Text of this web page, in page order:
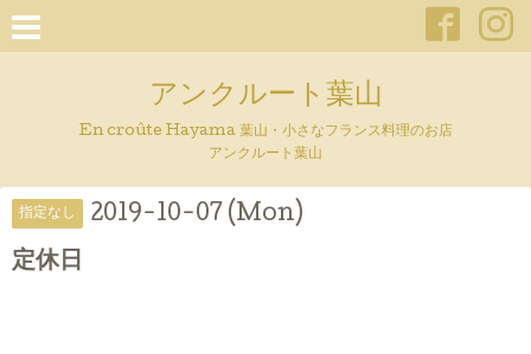
アンクルート葉山
En croûte Hayama 葉山・小さなフランス料理のお店
アンクルート葉山
指定なし 2019-10-07 (Mon)
定休日